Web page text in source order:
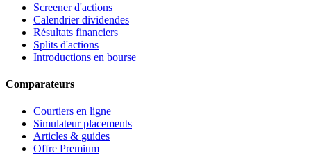
Screener d'actions
Calendrier dividendes
Résultats financiers
Splits d'actions
Introductions en bourse
Comparateurs
Courtiers en ligne
Simulateur placements
Articles & guides
Offre Premium